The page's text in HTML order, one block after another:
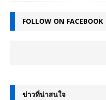
FOLLOW ON FACEBOOK
ข่าวที่น่าสนใจ